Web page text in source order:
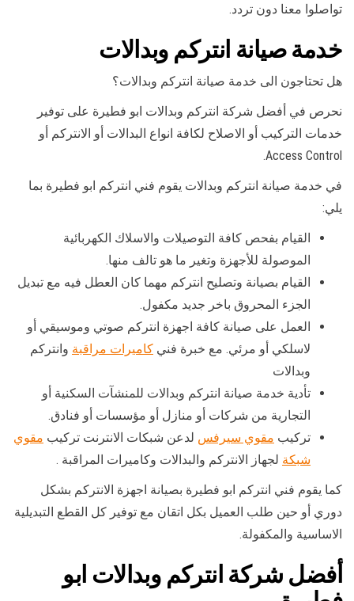
تواصلوا معنا دون تردد.
خدمة صيانة انتركم وبدالات
هل تحتاجون الى خدمة صيانة انتركم وبدالات؟
نحرص في أفضل شركة انتركم وبدالات ابو فطيرة على توفير
خدمات التركيب أو الاصلاح لكافة انواع البدالات أو الانتركم أو
Access Control.
في خدمة صيانة انتركم وبدالات يقوم فني انتركم ابو فطيرة بما
يلي:
القيام بفحص كافة التوصيلات والاسلاك الكهربائية
الموصولة للأجهزة وتغير ما هو تالف منها.
القيام بصيانة وتصليح انتركم مهما كان العطل فيه مع تبديل
الجزء المحروق باخر جديد مكفول.
العمل على صيانة كافة اجهزة انتركم صوتي وموسيقي أو
لاسلكي أو مرئي. مع خبرة فني كاميرات مراقبة وانتركم
وبدالات
تأدية خدمة صيانة انتركم وبدالات للمنشآت السكنية أو
التجارية من شركات أو منازل أو مؤسسات أو فنادق.
تركيب مقوي سيرفس لدعن شبكات الانترنت تركيب مقوي
شبكة لجهاز الانتركم والبدالات وكاميرات المراقبة .
كما يقوم فني انتركم ابو فطيرة بصيانة اجهزة الانتركم بشكل
دوري أو حين طلب العميل بكل اتقان مع توفير كل القطع التبديلية
الاساسية والمكفولة.
أفضل شركة انتركم وبدالات ابو